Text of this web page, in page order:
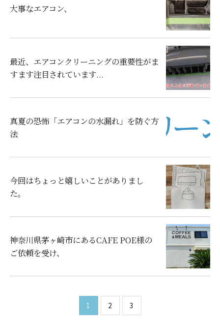
大事なエアコン、
最近、エアコンクリーニングの重要性がま
すます注目されています...
真夏の恐怖「エアコンの水漏れ」を防ぐ方
法
今回はちょっと嬉しいことがありまし
た。
神奈川県茅ヶ崎市にあるCAFE POE様の
ご依頼を受け、
1 2 3